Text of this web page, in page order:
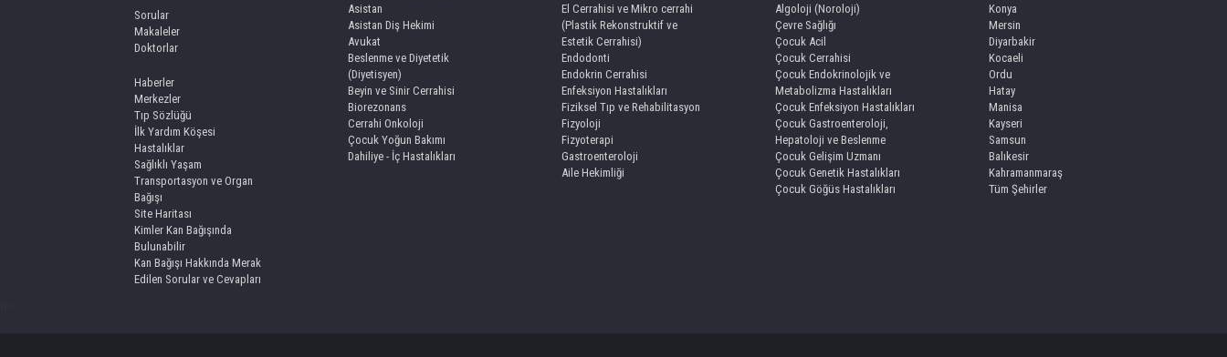
Sorular
Makaleler
Doktorlar
Haberler
Merkezler
Tıp Sözlüğü
İlk Yardım Köşesi
Hastalıklar
Sağlıklı Yaşam
Transportasyon ve Organ
Bağışı
Site Haritası
Kimler Kan Bağışında
Bulunabilir
Kan Bağışı Hakkında Merak
Edilen Sorular ve Cevapları
Asistan
Asistan Diş Hekimi
Avukat
Beslenme ve Diyetetik
(Diyetisyen)
Beyin ve Sinir Cerrahisi
Biorezonans
Cerrahi Onkoloji
Çocuk Yoğun Bakımı
Dahiliye - İç Hastalıkları
El Cerrahisi ve Mikro cerrahi
(Plastik Rekonstruktif ve
Estetik Cerrahisi)
Endodonti
Endokrin Cerrahisi
Enfeksiyon Hastalıkları
Fiziksel Tıp ve Rehabilitasyon
Fizyoloji
Fizyoterapi
Gastroenteroloji
Aile Hekimliği
Algoloji (Noroloji)
Çevre Sağlığı
Çocuk Acil
Çocuk Cerrahisi
Çocuk Endokrinolojik ve
Metabolizma Hastalıkları
Çocuk Enfeksiyon Hastalıkları
Çocuk Gastroenteroloji,
Hepatoloji ve Beslenme
Çocuk Gelişim Uzmanı
Çocuk Genetik Hastalıkları
Çocuk Göğüs Hastalıkları
Konya
Mersin
Diyarbakir
Kocaeli
Ordu
Hatay
Manisa
Kayseri
Samsun
Balıkesir
Kahramanmaraş
Tüm Şehirler